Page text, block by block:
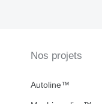
Nos projets
Autoline™